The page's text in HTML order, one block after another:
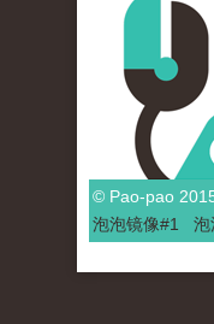
© Pao-pao
泡泡镜像#1 泡